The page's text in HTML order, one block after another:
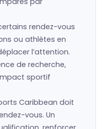
rendez-vous
ou athlètes en
l’attention.
de recherche,
sportif
Caribbean doit
vous. Un